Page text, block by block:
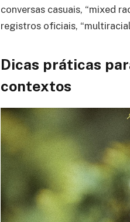
conversas casuais, “mixed
registros oficiais,
Dicas práticas
contextos